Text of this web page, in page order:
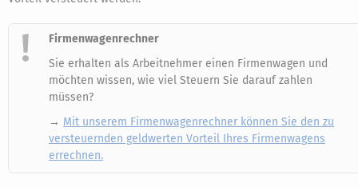
Firmenwagenrechner
Sie erhalten als Arbeitnehmer einen Firmenwagen und
möchten wissen, wie viel Steuern Sie darauf zahlen
müssen?
→ Mit unserem Firmenwagenrechner können Sie den zu
versteuernden geldwerten Vorteil Ihres Firmenwagens
errechnen.